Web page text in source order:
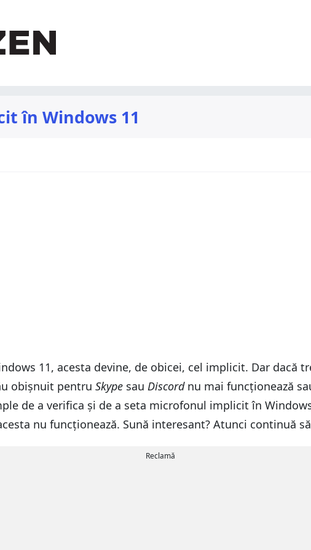
în Windows 11
11, acesta devine, de obicei, cel implicit. Dar dacă
obișnuit pentru Skype sau Discord nu mai funcționează
de a verifica și de a seta microfonul implicit în
nu funcționează. Sună interesant? Atunci continuă
Reclamă